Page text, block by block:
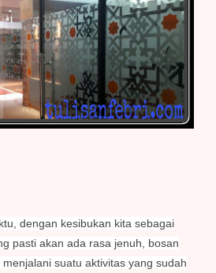
dengan kesibukan kita sebagai
pasti akan ada rasa jenuh, bosan
suatu aktivitas yang sudah